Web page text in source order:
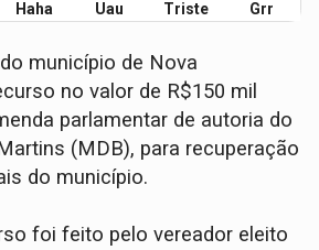
Haha Uau Triste Grr
município de Nova
no valor de R$150 mil
parlamentar de autoria do
(MDB), para recuperação
do município.
foi feito pelo vereador eleito